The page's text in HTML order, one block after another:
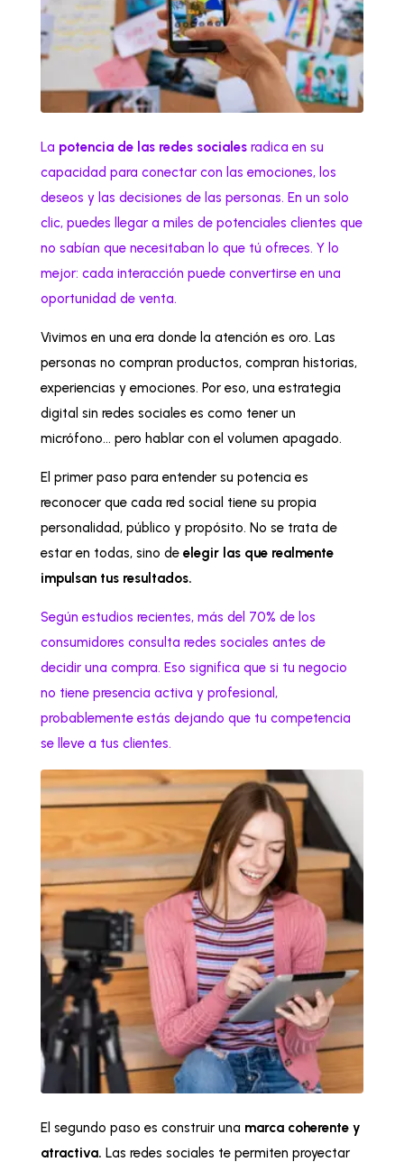
La potencia de las redes socialesradica en su
capacidad para conectar con las emociones, los
deseos y las decisiones de las personas. En un solo
clic, puedes llegar a miles de potenciales clientes que
no sabían que necesitaban lo que tú ofreces. Y lo
mejor: cada interacción puede convertirse en una
oportunidad de venta.
Vivimos en una era donde la atención es oro. Las
personas no compran productos, compran historias,
experiencias y emociones. Por eso, una estrategia
digital sin redes sociales es como tener un
micrófono… pero hablar con el volumen apagado.
El primer paso para entender su potencia es
reconocer que cada red social tiene su propia
personalidad, público y propósito. No se trata de
estar en todas, sino de elegir las que realmente
impulsan tus resultados.
Según estudios recientes, más del 70% de los
consumidores consulta redes sociales antes de
decidir una compra. Eso significa que si tu negocio
no tiene presencia activa y profesional,
probablemente estás dejando que tu competencia
se lleve a tus clientes.
El segundo paso es construir una marca coherente y
atractiva. Las redes sociales te permiten proyectar